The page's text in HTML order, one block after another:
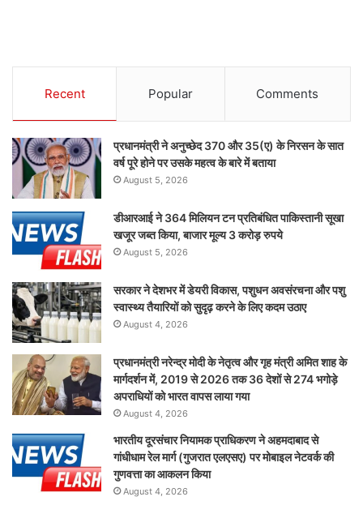
Recent Popular Comments
प्रधानमंत्री ने अनुच्छेद 370 और 35(ए) के निरसन के सात
वर्ष पूरे होने पर उसके महत्व के बारे में बताया
August 5, 2026
डीआरआई ने 364 मिलियन टन प्रतिबंधित पाकिस्तानी सूखा
खजूर जब्त किया, बाजार मूल्य 3 करोड़ रुपये
August 5, 2026
सरकार ने देशभर में डेयरी विकास, पशुधन अवसंरचना और पशु
स्वास्थ्य तैयारियों को सुदृढ़ करने के लिए कदम उठाए
August 4, 2026
प्रधानमंत्री नरेन्द्र मोदी के नेतृत्व और गृह मंत्री अमित शाह के
मार्गदर्शन में, 2019 से 2026 तक 36 देशों से 274 भगोड़े
अपराधियों को भारत वापस लाया गया
August 4, 2026
भारतीय दूरसंचार नियामक प्राधिकरण ने अहमदाबाद से
गांधीधाम रेल मार्ग (गुजरात एलएसए) पर मोबाइल नेटवर्क की
गुणवत्ता का आकलन किया
August 4, 2026